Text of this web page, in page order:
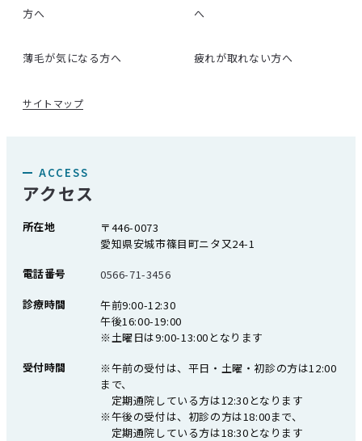
方へ
へ
薄毛が気になる方へ 疲れが取れない方へ
サイトマップ
ACCESS
アクセス
所在地
〒446-0073
愛知県安城市篠目町ニタ又24-1
電話番号
0566-71-3456
診療時間
午前9:00-12:30
午後16:00-19:00
※土曜日は9:00-13:00となります
受付時間
※午前の受付は、平日・土曜・初診の方は12:00
まで、
定期通院している方は12:30となります
※午後の受付は、初診の方は18:00まで、
定期通院している方は18:30となります